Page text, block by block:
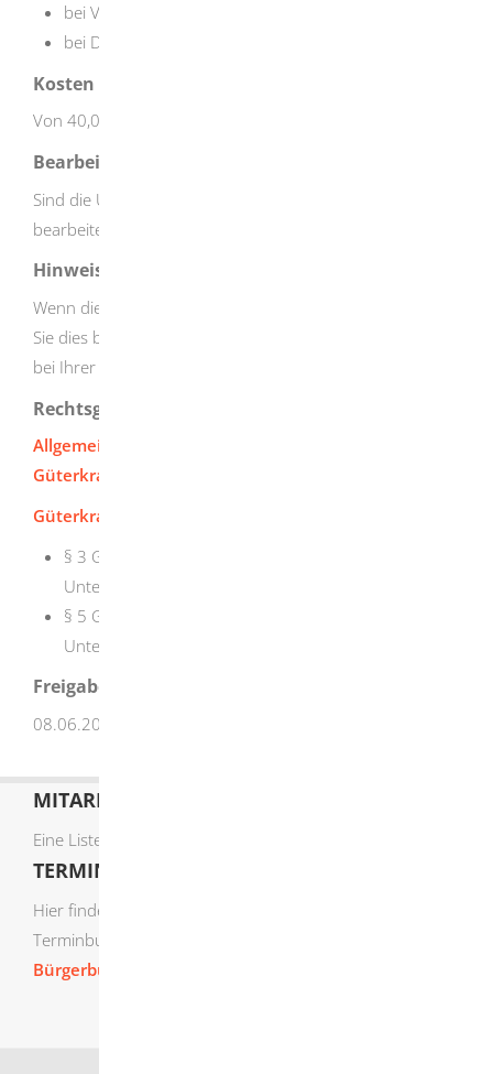
bei Verlust: zusätzlich schriftliche Erklärung
bei Diebstahl: zusätzlich Diebstahlanzeige
Kosten
Von 40,00 EUR bis 100,00 EUR
Bearbeitungsdauer
Sind die Unterlagen vollständig, wird Ihr Antrag zeitnah
bearbeitet.
Hinweise
Wenn die Gemeinschaftslizenz gestohlen wird, müssen
Sie dies bei der Polizei anzeigen und sich anschließend
bei Ihrer zuständigen Genehmigungsbehörde melden.
Rechtsgrundlage
Allgemeine Verwaltungsvorschrift zum
Güterkraftverkehrsrecht (GüKVwV)
Güterkraftverkehrsgesetz (GüKG):
§ 3 Gewerblicher Güterkraftverkehr durch
Unternehmer mit Sitz im Inland
§ 5 Gewerblicher Güterkraftverkehr durch
Unternehmer ohne Sitz im Inland
Freigabevermerk
08.06.2026 Verkehrsministerium Baden-Württemberg
MITARBEITERLISTE
Eine Liste der Mitarbeiter von A-Z finden Sie
TERMIN ONLINE BUCHEN
Hier finden Sie die verfügbaren Sachgebiete zur Online-
Terminbuchung:
Bürgerbüro Termine online buchen